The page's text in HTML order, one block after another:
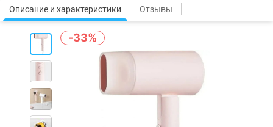
Описание и характеристики Отзывы
-33%